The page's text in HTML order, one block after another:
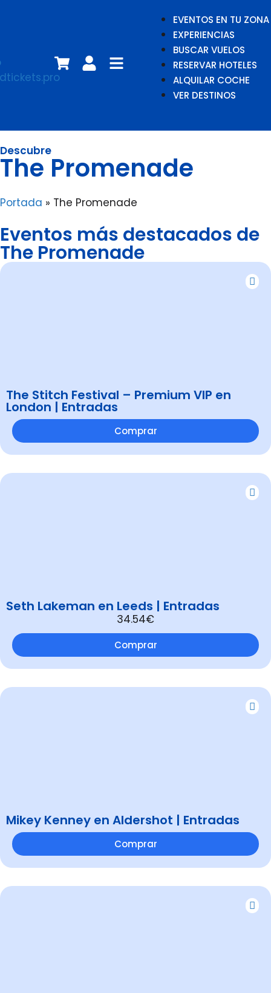
EVENTOS EN TU ZONA
EXPERIENCIAS
BUSCAR VUELOS
RESERVAR HOTELES
ALQUILAR COCHE
VER DESTINOS
Descubre
The Promenade
Portada » The Promenade
Eventos más destacados de
The Promenade
The Stitch Festival – Premium VIP en
London | Entradas
Comprar
Seth Lakeman en Leeds | Entradas
34.54€
Comprar
Mikey Kenney en Aldershot | Entradas
Comprar